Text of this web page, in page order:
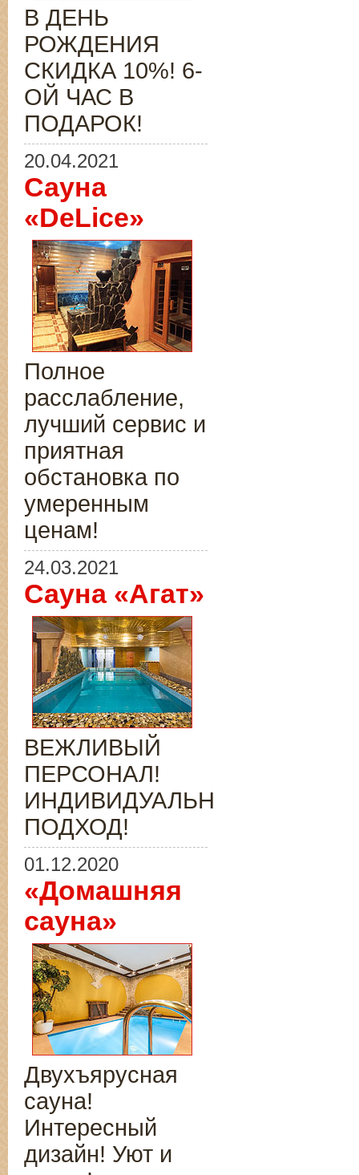
В ДЕНЬ
РОЖДЕНИЯ
СКИДКА 10%! 6-
ОЙ ЧАС В
ПОДАРОК!
20.04.2021
Сауна
«DeLice»
Полное
расслабление,
лучший сервис и
приятная
обстановка по
умеренным
ценам!
24.03.2021
Сауна «Агат»
ВЕЖЛИВЫЙ
ПЕРСОНАЛ!
ИНДИВИДУАЛЬНЫЙ
ПОДХОД!
01.12.2020
«Домашняя
сауна»
Двухъярусная
сауна!
Интересный
дизайн! Уют и